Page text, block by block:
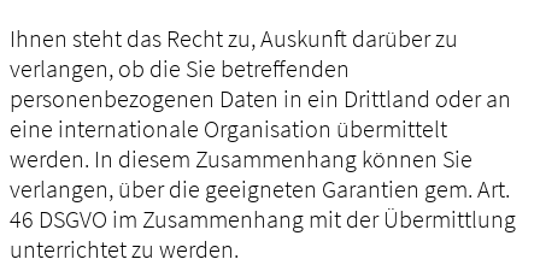
Ihnen steht das Recht zu, Auskunft darüber zu
verlangen, ob die Sie betreffenden
personenbezogenen Daten in ein Drittland oder an
eine internationale Organisation übermittelt
werden. In diesem Zusammenhang können Sie
verlangen, über die geeigneten Garantien gem. Art.
46 DSGVO im Zusammenhang mit der Übermittlung
unterrichtet zu werden.